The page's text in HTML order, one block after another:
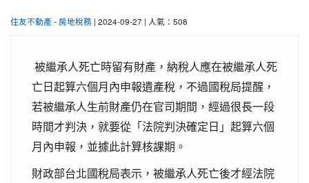
住友不動產 - 房地稅務 | 2024-09-27 | 人氣：508
被繼承人死亡時留有財產，納稅人應在被繼承人死
亡日起算六個月內申報遺產稅，不過國稅局提醒，
若被繼承人生前財產仍在官司期間，經過很長一段
時間才判決，就要從「法院判決確定日」起算六個
月內申報，並據此計算核課期。
財政部台北國稅局表示，被繼承人死亡後才經法院